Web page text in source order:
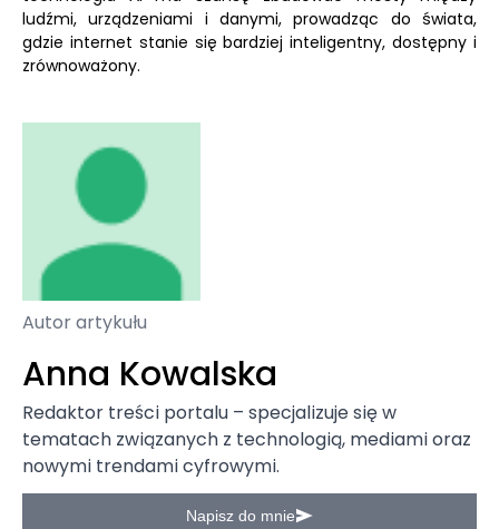
ludźmi, urządzeniami i danymi, prowadząc do świata,
gdzie internet stanie się bardziej inteligentny, dostępny i
zrównoważony.
Autor artykułu
Anna Kowalska
Redaktor treści portalu – specjalizuje się w
tematach związanych z technologią, mediami oraz
nowymi trendami cyfrowymi.
Napisz do mnie